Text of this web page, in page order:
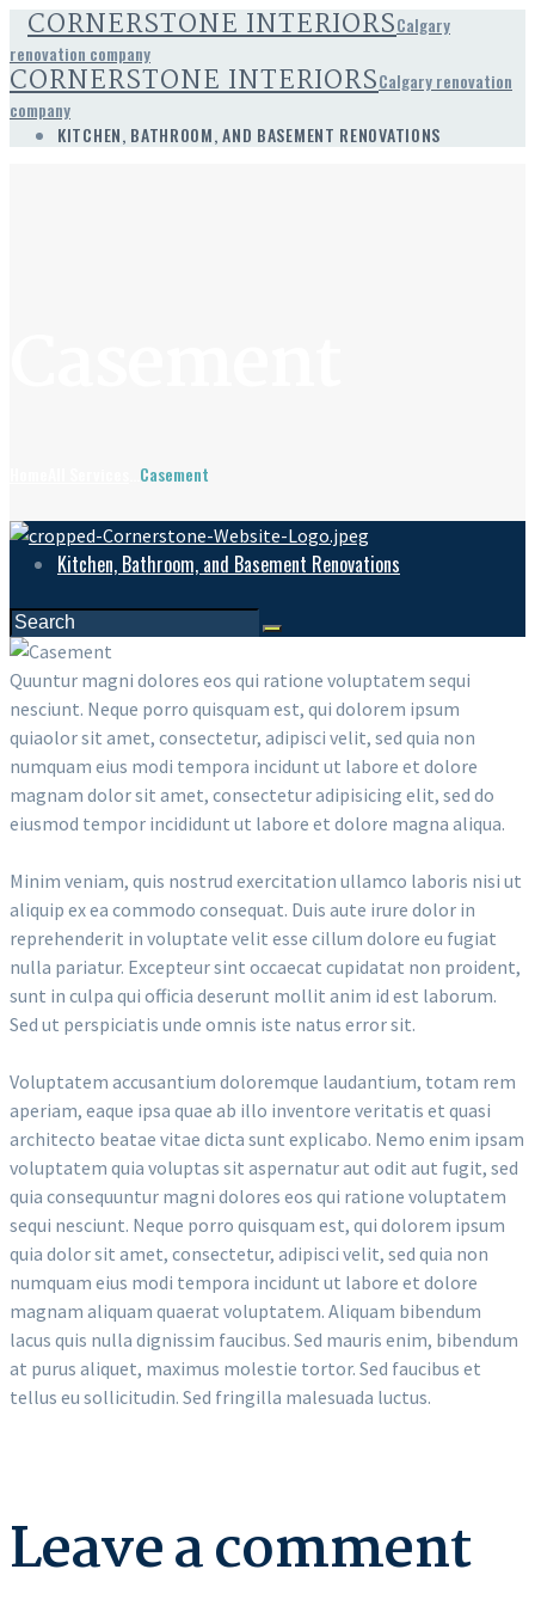
CORNERSTONE INTERIORSCalgary
renovation company
CORNERSTONE INTERIORSCalgary renovation
company
KITCHEN, BATHROOM, AND BASEMENT RENOVATIONS
Casement
Kitchen, Bathroom, and Basement Renovations
Quuntur magni dolores eos qui ratione voluptatem sequi
nesciunt. Neque porro quisquam est, qui dolorem ipsum
quiaolor sit amet, consectetur, adipisci velit, sed quia non
numquam eius modi tempora incidunt ut labore et dolore
magnam dolor sit amet, consectetur adipisicing elit, sed do
eiusmod tempor incididunt ut labore et dolore magna aliqua.
Minim veniam, quis nostrud exercitation ullamco laboris nisi ut
aliquip ex ea commodo consequat. Duis aute irure dolor in
reprehenderit in voluptate velit esse cillum dolore eu fugiat
nulla pariatur. Excepteur sint occaecat cupidatat non proident,
sunt in culpa qui officia deserunt mollit anim id est laborum.
Sed ut perspiciatis unde omnis iste natus error sit.
Voluptatem accusantium doloremque laudantium, totam rem
aperiam, eaque ipsa quae ab illo inventore veritatis et quasi
architecto beatae vitae dicta sunt explicabo. Nemo enim ipsam
voluptatem quia voluptas sit aspernatur aut odit aut fugit, sed
quia consequuntur magni dolores eos qui ratione voluptatem
sequi nesciunt. Neque porro quisquam est, qui dolorem ipsum
quia dolor sit amet, consectetur, adipisci velit, sed quia non
numquam eius modi tempora incidunt ut labore et dolore
magnam aliquam quaerat voluptatem. Aliquam bibendum
lacus quis nulla dignissim faucibus. Sed mauris enim, bibendum
at purus aliquet, maximus molestie tortor. Sed faucibus et
tellus eu sollicitudin. Sed fringilla malesuada luctus.
Leave a comment